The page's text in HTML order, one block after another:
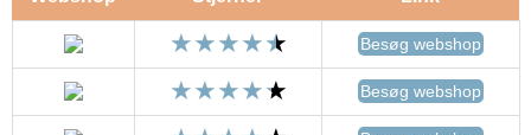
Besøg webshop
Besøg webshop